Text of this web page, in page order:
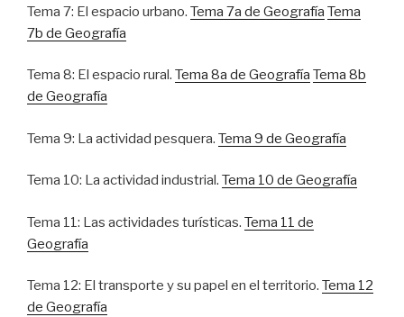
Tema 7: El espacio urbano. Tema 7a de Geografía Tema
7b de Geografía
Tema 8: El espacio rural. Tema 8a de Geografía Tema 8b
de Geografía
Tema 9: La actividad pesquera. Tema 9 de Geografía
Tema 10: La actividad industrial. Tema 10 de Geografía
Tema 11: Las actividades turísticas. Tema 11 de
Geografía
Tema 12: El transporte y su papel en el territorio. Tema 12
de Geografía